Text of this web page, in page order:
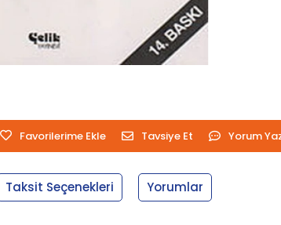
Favorilerime Ekle Tavsiye Et Yorum
Taksit Seçenekleri Yorumlar